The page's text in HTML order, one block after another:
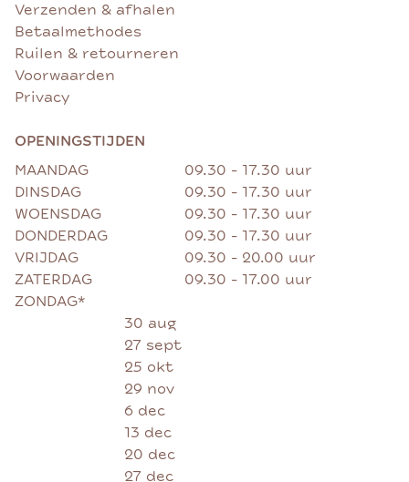
Verzenden & afhalen
Betaalmethodes
Ruilen & retourneren
Voorwaarden
Privacy
OPENINGSTIJDEN
MAANDAG
09.30 - 17.30 uur
DINSDAG
09.30 - 17.30 uur
WOENSDAG
09.30 - 17.30 uur
DONDERDAG
09.30 - 17.30 uur
VRIJDAG
09.30 - 20.00 uur
ZATERDAG
09.30 - 17.00 uur
ZONDAG*
30 aug
27 sept
25 okt
29 nov
6 dec
13 dec
20 dec
27 dec